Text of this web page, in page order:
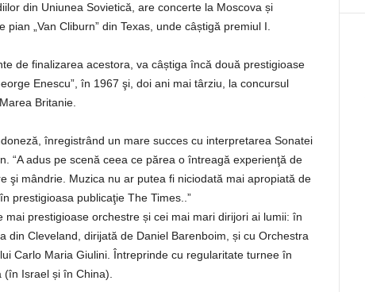
din Uniunea Sovietică, are concerte la Moscova și
„Van Cliburn” din Texas, unde câștigă premiul I.
de finalizarea acestora, va câștiga încă două prestigioase
Enescu”, în 1967 şi, doi ani mai târziu, la concursul
Britanie.
înregistrând un mare succes cu interpretarea Sonatei
“A adus pe scenă ceea ce părea o întreagă experienţă de
şi mândrie. Muzica nu ar putea fi niciodată mai apropiată de
prestigioasa publicaţie The Times..”
prestigioase orchestre și cei mai mari dirijori ai lumii: în
din Cleveland, dirijată de Daniel Barenboim, și cu Orchestra
Carlo Maria Giulini. Întreprinde cu regularitate turnee în
Israel și în China).